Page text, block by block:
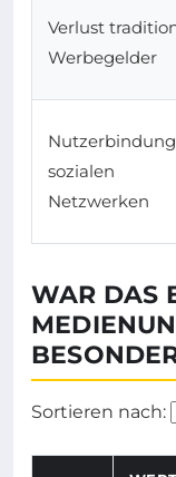
Verlust
Werbegelder
sozialen
Netzwerken
WAR DAS
Sortieren nach: